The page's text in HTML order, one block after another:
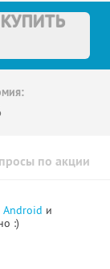
КУПИТЬ
по акции
Android и
:)